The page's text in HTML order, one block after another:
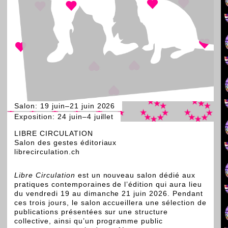
Alejandro Bellón Ample
Pierre Satoshi Benoit
Salon: 19 juin–21 juin 2026
Exposition: 24 juin–4 juillet
LIBRE CIRCULATION
Salon des gestes éditoriaux
librecirculation.ch
Libre Circulation est un nouveau salon dédié aux
pratiques contemporaines de l’édition qui aura lieu
du vendredi 19 au dimanche 21 juin 2026. Pendant
ces trois jours, le salon accueillera une sélection de
publications présentées sur une structure
collective, ainsi qu’un programme public